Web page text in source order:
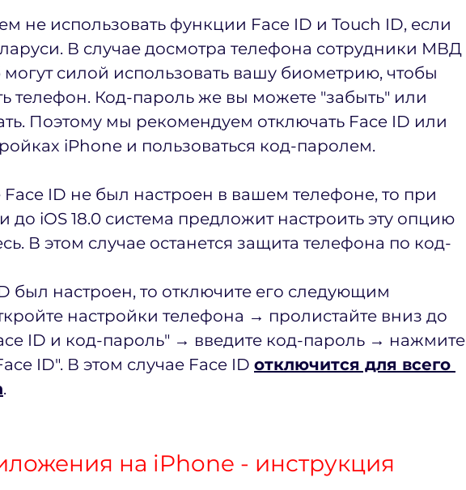
не использовать функции Face ID и Touch ID, если
В случае досмотра телефона сотрудники МВД
силой использовать вашу биометрию, чтобы
телефон. Код-пароль же вы можете "забыть" или
Поэтому мы рекомендуем отключать Face ID или
iPhone и пользоваться код-паролем.
Face ID не был настроен в вашем телефоне, то при
до iOS 18.0 система предложит настроить эту опцию
В этом случае останется защита телефона по код-
был настроен, то отключите его следующим
настройки телефона → пролистайте вниз до
ID и код-пароль" → введите код-пароль → нажмите
ID". В этом случае Face ID отключится для всего
.
на iPhone - инструкция